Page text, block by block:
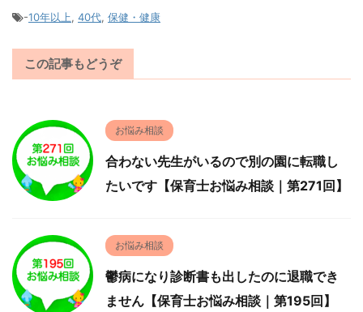
-10年以上, 40代, 保健・健康
この記事もどうぞ
お悩み相談
合わない先生がいるので別の園に転職し
たいです【保育士お悩み相談｜第271回】
お悩み相談
鬱病になり診断書も出したのに退職でき
ません【保育士お悩み相談｜第195回】